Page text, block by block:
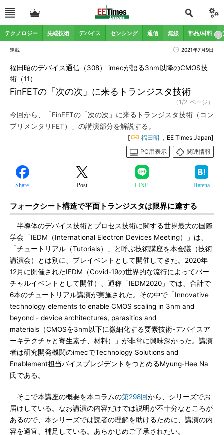
テクノロジー 先端技術 デバイス センシング 通信 無線 部品/材料
連載 2021年7月9日
FinFETの「次の次」に来るトランジスタ技術
福田昭のデバイス通信（308） imecが語る3nm以降のCMOS技
術（11）
（1/2 ページ）
今回から、「FinFETの「次の次」に来るトランジスタ技術（コン
プリメンタリFET）」の講演部分を解説する。
[ 福田昭 ，EE Times Japan]
PC用表示
関連情報
Share Post LINE Hatena
フォークシート構造で平面トランジスタは限界に達する
半導体のデバイス技術とプロセス技術に関する世界最大の国際
学会「IEDM（International Electron Devices Meeting）」は、
「チュートリアル（Tutorials）」と呼ぶ技術講座を本会議（技術
講演会）とは別に、プレイベントとして開催してきた。2020年
12月に開催されたIEDM（Covid-19の世界的な流行によってバー
チャルイベントとして開催）、通称「IEDM2020」では、合計で
6本のチュートリアル講演が実施された。その中で「Innovative
technology elements to enable CMOS scaling in 3nm and
beyond - device architectures, parasitics and
materials（CMOSを3nm以下に微細化する要素技術-デバイスア
ーキテクチャと寄生素子、材料）」が非常に興味深かった。講演
者は研究開発機関のimecでTechnology Solutions and
Enablement担当バイスプレジデントをつとめるMyung‐Hee Na
氏である。
そこで本講座の概要を本コラムの第298回から、シリーズでお
届けしている。なお講演の内容だけでは説明が不十分なところが
あるので、本シリーズでは読者の理解を助けるために、講演の内
容を適宜、補足している。あらかじめご了承されたい。